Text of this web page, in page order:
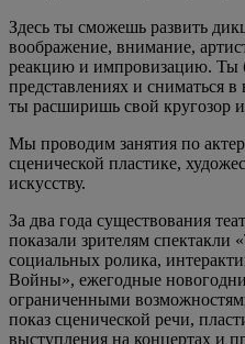
Здесь ты сможешь развить
воображение, внимание,
реакцию и импровизацию. Ты
представлениях и сниматься
ты расширишь свой кругозор
Мы проводим занятия по
сценической пластике,
искусству.
За два года существования
показали зрителям
социальных ролика,
Войны», ежегодные
ограниченными
показ сценической речи,
выступления на концертах и